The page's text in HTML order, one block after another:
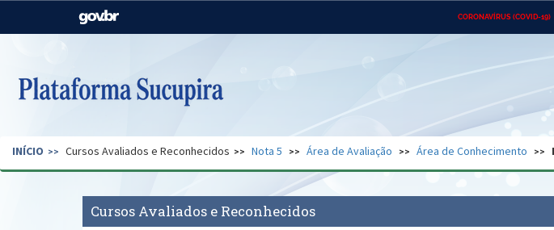
CORONAVÍRUS (COVID-19)
Casa Civil
Pecuária e Abastecimento
Ministério do Desenvolvimento
Regional
Secretaria de Governo Gabinete de Segurança Advocacia-Geral da União
INÍCIO Cursos Avaliados e Reconhecidos Nota 5 Área de Avaliação Área de Conhecimento
Cursos Avaliados e Reconhecidos